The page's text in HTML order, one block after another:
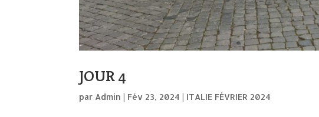
JOUR 4
par Admin | Fév 23, 2024 | ITALIE FÉVRIER 2024